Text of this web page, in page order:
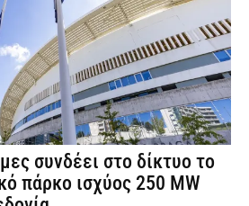
συνδέει στο δίκτυο το
πάρκο ισχύος 250 MW